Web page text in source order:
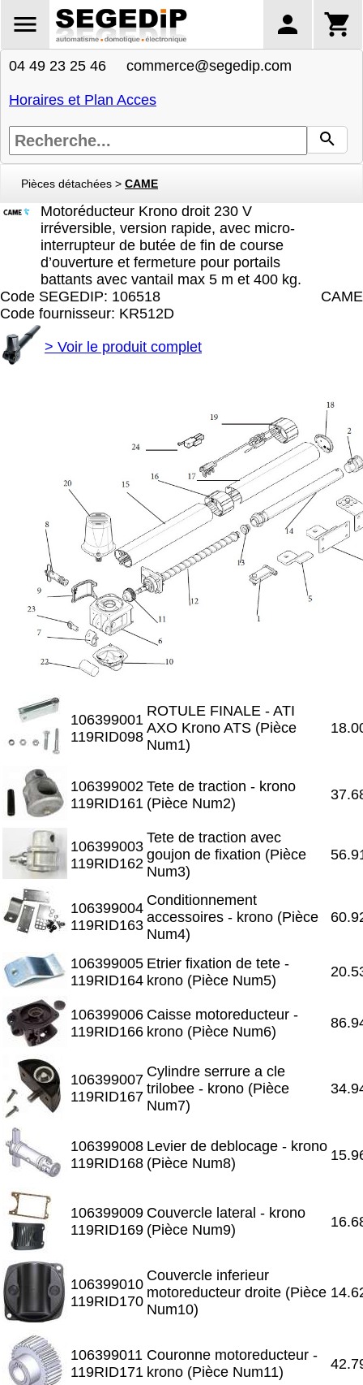
04 49 23 25 46 commerce@segedip.com
Horaires et Plan Acces
Pièces détachées > CAME
Motoréducteur Krono droit 230 V
irréversible, version rapide, avec micro-
interrupteur de butée de fin de course
d’ouverture et fermeture pour portails
battants avec vantail max 5 m et 400 kg.
CAME
Code SEGEDIP: 106518
Code fournisseur: KR512D
> Voir le produit complet
106399001
119RID098
ROTULE FINALE - ATI
AXO Krono ATS (Pièce
Num1)
106399002
119RID161
Tete de traction - krono
(Pièce Num2)
106399003
119RID162
Tete de traction avec
goujon de fixation (Pièce
Num3)
106399004
119RID163
Conditionnement
accessoires - krono (Pièce
Num4)
106399005
119RID164
Etrier fixation de tete -
krono (Pièce Num5)
106399006
119RID166
Caisse motoreducteur -
krono (Pièce Num6)
106399007
119RID167
Cylindre serrure a cle
trilobee - krono (Pièce
Num7)
106399008
119RID168
Levier de deblocage - krono
(Pièce Num8)
106399009
119RID169
Couvercle lateral - krono
(Pièce Num9)
106399010
119RID170
Couvercle inferieur
motoreducteur droite (Pièce
Num10)
106399011
119RID171
Couronne motoreducteur -
krono (Pièce Num11)